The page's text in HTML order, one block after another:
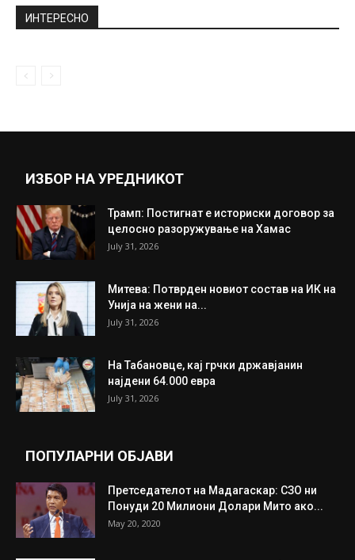
ИНТЕРЕСНО
ИЗБОР НА УРЕДНИКОТ
Трамп: Постигнат е историски договор за
целосно разоружување на Хамас
July 31, 2026
Митева: Потврден новиот состав на ИК на
Унија на жени на...
July 31, 2026
На Табановце, кај грчки државјанин
најдени 64.000 евра
July 31, 2026
ПОПУЛАРНИ ОБЈАВИ
Претседателот на Мадагаскар: СЗО ни
Понуди 20 Милиони Долари Мито ако...
May 20, 2020